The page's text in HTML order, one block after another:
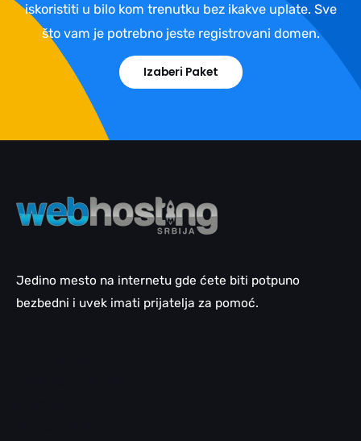
iskoristiti u bilo kom trenutku bez ikakve uplate. Sve
što vam je potrebno jeste registrovani domen.
Izaberi Paket
Jedino mesto na internetu gde ćete biti potpuno
bezbedni i uvek imati prijatelja za pomoć.